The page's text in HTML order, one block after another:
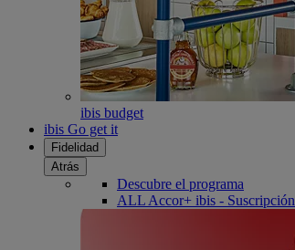
ibis budget
ibis Go get it
Fidelidad
Atrás
Descubre el programa
ALL Accor+ ibis - Suscripción